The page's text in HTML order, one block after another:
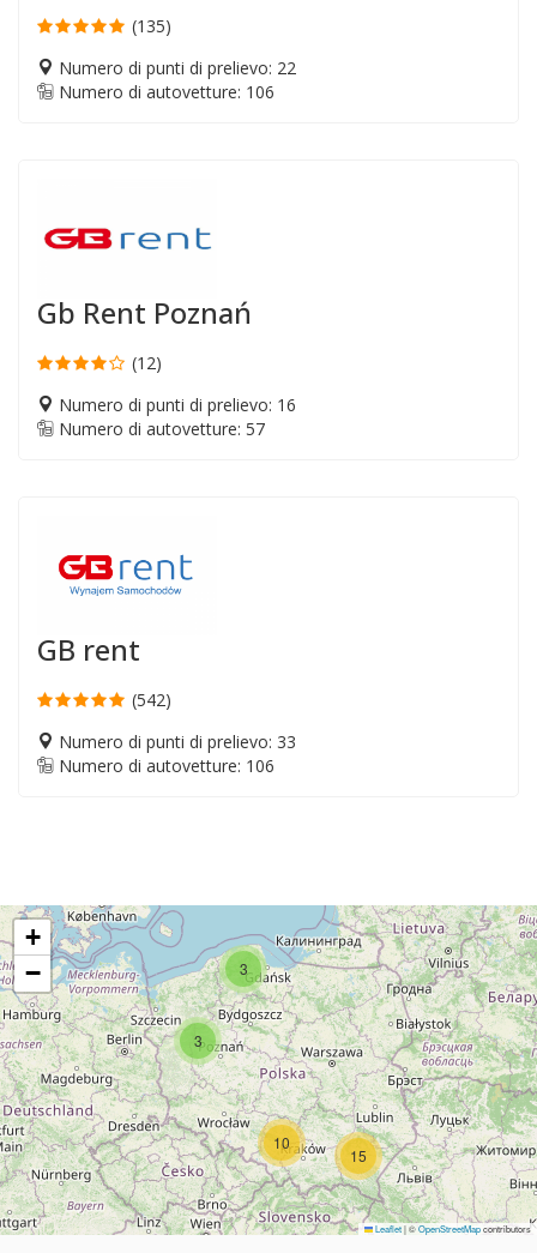
(135)
Numero di punti di prelievo: 22
Numero di autovetture: 106
Gb Rent Poznań
(12)
Numero di punti di prelievo: 16
Numero di autovetture: 57
GB rent
(542)
Numero di punti di prelievo: 33
Numero di autovetture: 106
3
15
3
10
+
−
Leaflet|©OpenStreetMapcontributors